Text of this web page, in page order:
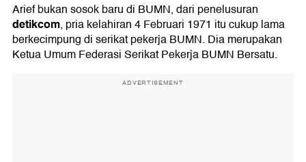
Arief bukan sosok baru di BUMN, dari penelusuran
detikcom, pria kelahiran 4 Februari 1971 itu cukup lama
berkecimpung di serikat pekerja BUMN. Dia merupakan
Ketua Umum Federasi Serikat Pekerja BUMN Bersatu.
ADVERTISEMENT